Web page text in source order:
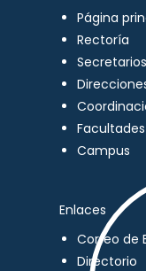
Página
Rectoría
Secretarios
Facultades
Campus
Enlaces
Correo de
Directorio